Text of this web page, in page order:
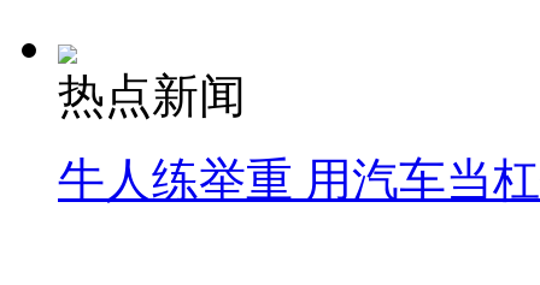
热点新闻
牛人练举重 用汽车当